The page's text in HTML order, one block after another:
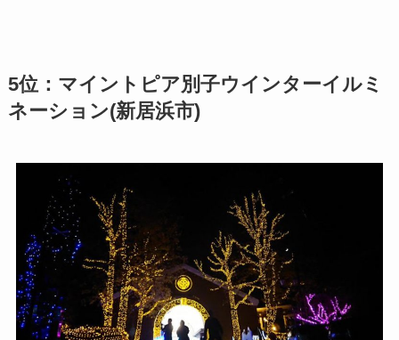
5位：マイントピア別子ウインターイルミ
ネーション(新居浜市)